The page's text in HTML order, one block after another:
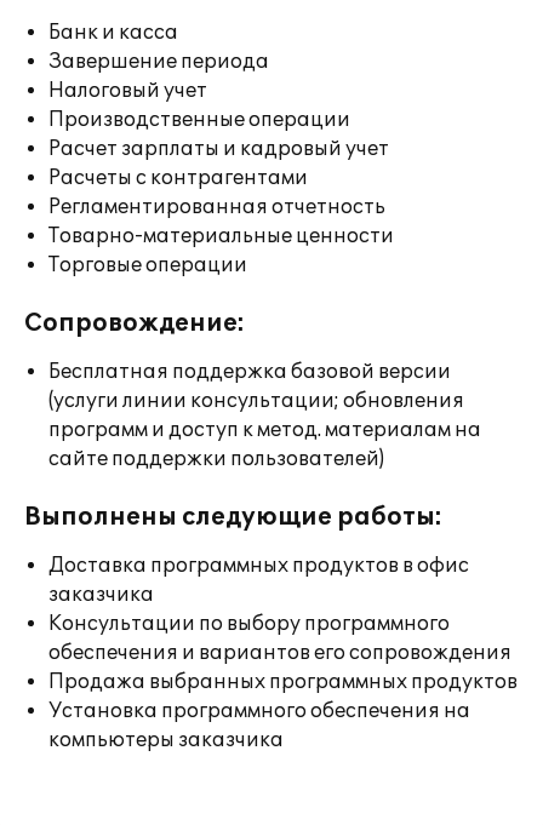
Банк и касса
Завершение периода
Налоговый учет
Производственные операции
Расчет зарплаты и кадровый учет
Расчеты с контрагентами
Регламентированная отчетность
Товарно-материальные ценности
Торговые операции
Сопровождение:
Бесплатная поддержка базовой версии
(услуги линии консультации; обновления
программ и доступ к метод. материалам на
сайте поддержки пользователей)
Выполнены следующие работы:
Доставка программных продуктов в офис
заказчика
Консультации по выбору программного
обеспечения и вариантов его сопровождения
Продажа выбранных программных продуктов
Установка программного обеспечения на
компьютеры заказчика